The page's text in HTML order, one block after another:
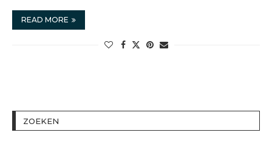
READ MORE
ZOEKEN